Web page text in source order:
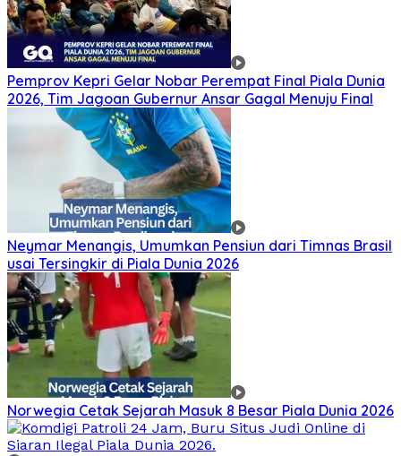
Pemprov Kepri Gelar Nobar Perempat Final Piala Dunia
2026, Tim Jagoan Gubernur Ansar Gagal Menuju Final
Neymar Menangis, Umumkan Pensiun dari Timnas Brasil
usai Tersingkir di Piala Dunia 2026
Norwegia Cetak Sejarah Masuk 8 Besar Piala Dunia 2026